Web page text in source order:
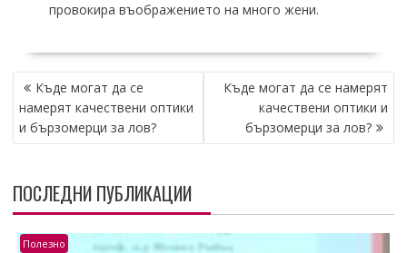
провокира въображението на много жени.
НАВИГАЦИЯ
Къде могат да се
намерят качествени оптики
и бързомерци за лов?
Къде могат да се намерят
качествени оптики и
бързомерци за лов?
ПОСЛЕДНИ ПУБЛИКАЦИИ
Полезно